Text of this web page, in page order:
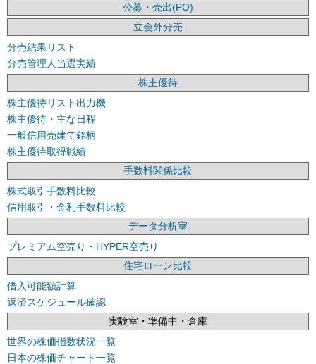
公募・売出(PO)
立会外分売
分売結果リスト
分売管理人当選実績
株主優待
株主優待リスト出力機
株主優待・主な日程
一般信用売建て銘柄
株主優待取得戦績
手数料関係比較
株式取引手数料比較
信用取引・金利手数料比較
データ分析室
プレミアム空売り・HYPER空売り
住宅ローン比較
借入可能額計算
返済スケジュール確認
実験室・準備中・倉庫
世界の株価指数状況一覧
日本の株価チャート一覧